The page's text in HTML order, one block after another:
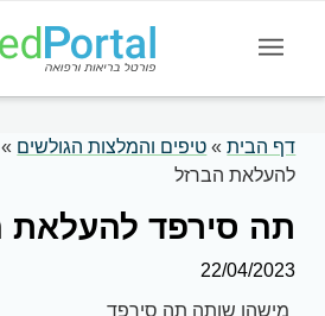
דף הבית» טיפים והמלצות הגולשים »
להעלאת הברזל
תה סירפד להעלאת
22/04/2023
מישהו שותה תה סירפד